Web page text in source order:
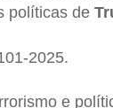
políticas de
2025.
e